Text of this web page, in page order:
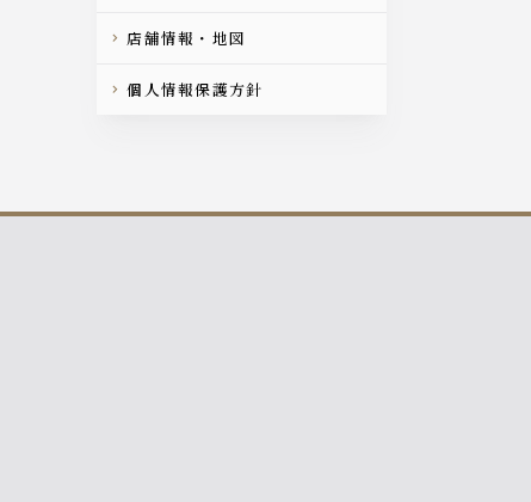
店舗情報・地図
個人情報保護方針